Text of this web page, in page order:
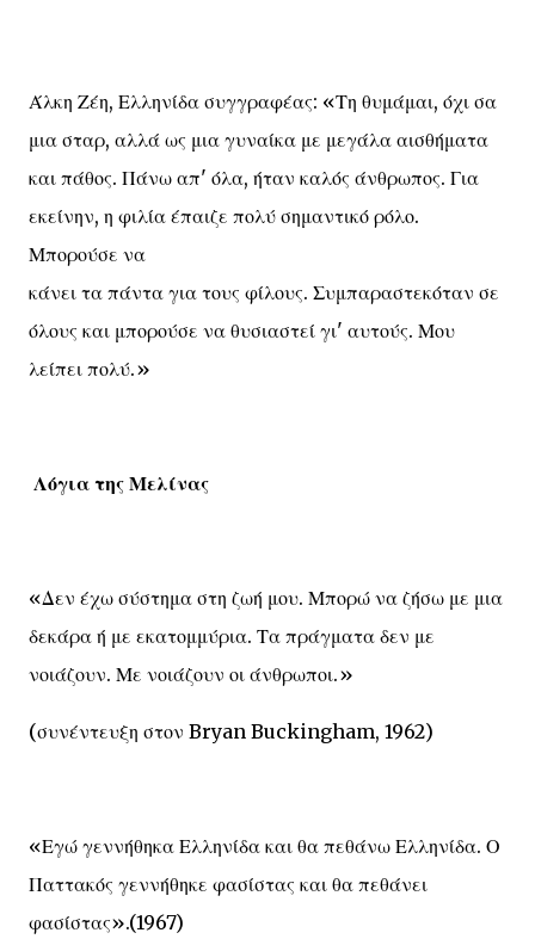
Άλκη Ζέη, Ελληνίδα συγγραφέας: «Τη θυμάμαι, όχι σα
μια σταρ, αλλά ως μια γυναίκα με μεγάλα αισθήματα
και πάθος. Πάνω απ' όλα, ήταν καλός άνθρωπος. Για
εκείνην, η φιλία έπαιζε πολύ σημαντικό ρόλο.
Μπορούσε να
κάνει τα πάντα για τους φίλους. Συμπαραστεκόταν σε
όλους και μπορούσε να θυσιαστεί γι' αυτούς. Μου
λείπει πολύ.»
Λόγια της Μελίνας
«Δεν έχω σύστημα στη ζωή μου. Μπορώ να ζήσω με μια
δεκάρα ή με εκατομμύρια. Τα πράγματα δεν με
νοιάζουν. Με νοιάζουν οι άνθρωποι.»
(συνέντευξη στον Bryan Buckingham, 1962)
«Εγώ γεννήθηκα Ελληνίδα και θα πεθάνω Ελληνίδα. Ο
Παττακός γεννήθηκε φασίστας και θα πεθάνει
φασίστας».(1967)